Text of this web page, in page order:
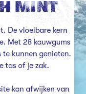
MINT
De vloeibare kern
Met 28 kauwgums
te kunnen genieten.
tas of je zak.
kan afwijken van